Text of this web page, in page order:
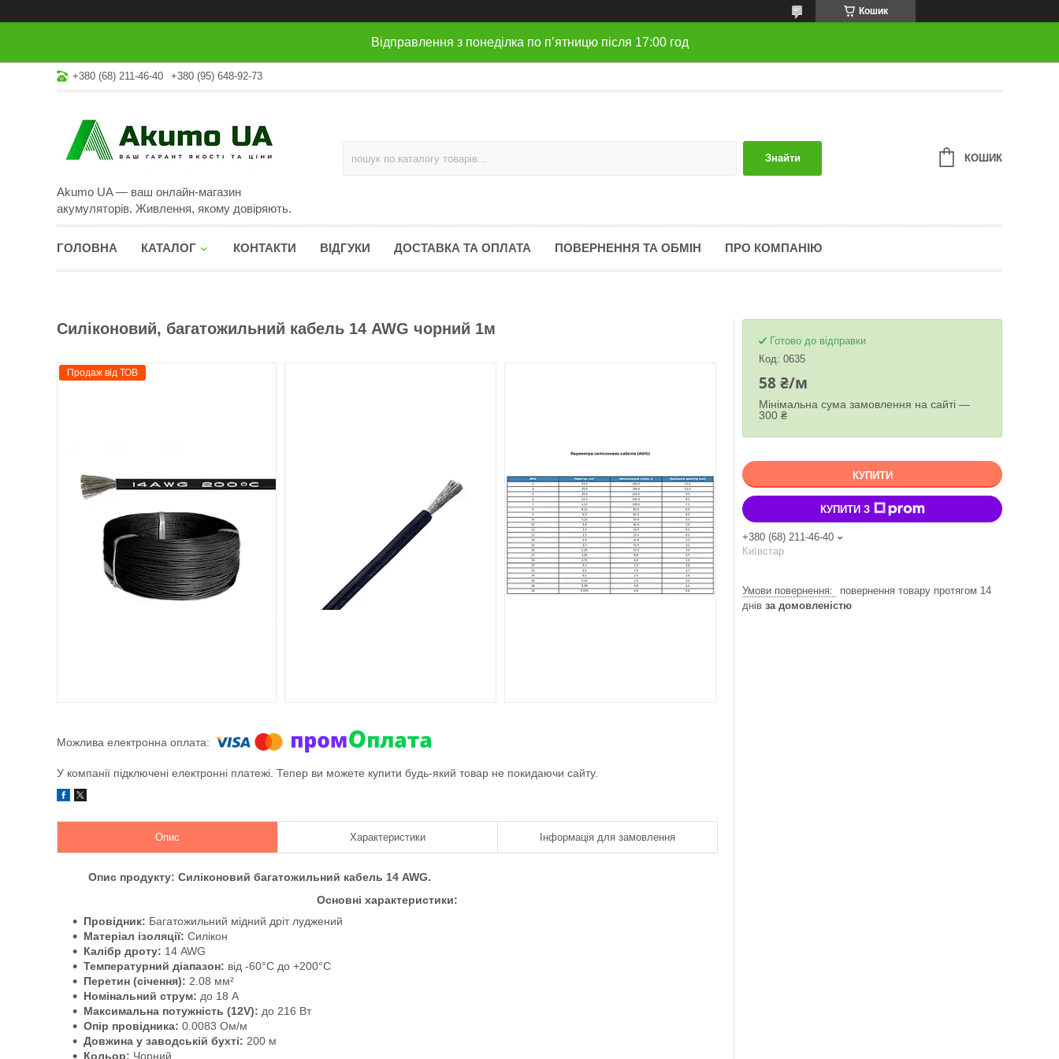
Кошик
Відправлення з понеділка по п’ятницю після 17:00 год
+380 (68) 211-46-40 +380 (95) 648-92-73
Akumo UA — ваш онлайн-магазин
акумуляторів. Живлення, якому довіряють.
Знайти КОШИК
ГОЛОВНА КАТАЛОГ КОНТАКТИ ВІДГУКИ ДОСТАВКА ТА ОПЛАТА ПОВЕРНЕННЯ ТА ОБМІН ПРО КОМПАНІЮ
Силіконовий, багатожильний кабель 14 AWG чорний 1м
Продаж від ТОВ
У компанії підключені електронні платежі. Тепер ви можете купити будь-який товар не покидаючи сайту.
Опис Характеристики Інформація для замовлення
Опис продукту: Силіконовий багатожильний кабель 14 AWG.
Основні характеристики:
Провідник: Багатожильний мідний дріт луджений
Матеріал ізоляції: Силікон
Калібр дроту: 14 AWG
Температурний діапазон: від -60°C до +200°C
Перетин (січення): 2.08 мм²
Номінальний струм: до 18 А
Максимальна потужність (12V): до 216 Вт
Опір провідника: 0.0083 Ом/м
Довжина у заводській бухті: 200 м
Кольор: Чорний
Готово до відправки
Код: 0635
58 ₴/м
Мінімальна сума замовлення на сайті —
300 ₴
КУПИТИ
КУПИТИ З
+380 (68) 211-46-40
Київстар
повернення товару протягом 14
днів за домовленістю